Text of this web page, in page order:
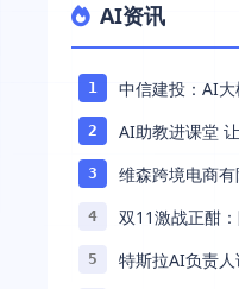
AI资讯
1
中信建投：AI
2 AI助教进课堂
3
维森跨境电商
4
双11激战正酣
5
特斯拉AI负责人